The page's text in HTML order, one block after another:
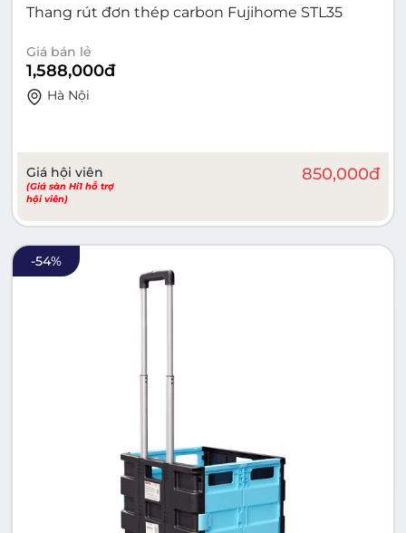
Thang rút đơn thép carbon Fujihome STL35
Giá bán lẻ
1,588,000đ
Hà Nội
Giá hội viên
(Giá sàn Hi1 hỗ trợ
hội viên)
850,000đ
-54%